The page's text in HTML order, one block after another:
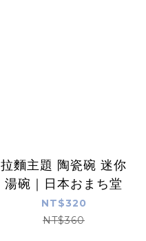
拉麵主題 陶瓷碗 迷你
湯碗｜日本おまち堂
NT$320
NT$360